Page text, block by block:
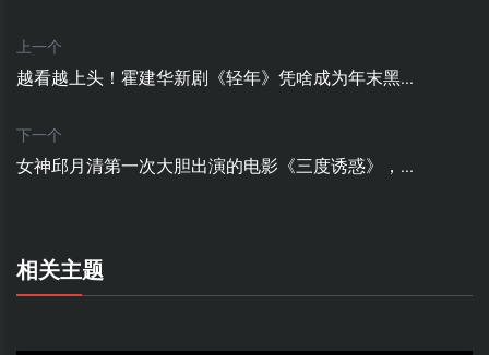
上一个
越看越上头！霍建华新剧《轻年》凭啥成为年末黑...
下一个
女神邱月清第一次大胆出演的电影《三度诱惑》，...
相关主题